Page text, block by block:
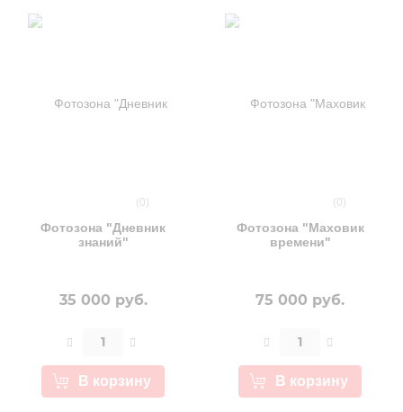
(0)
Фотозона "Дневник
знаний"
35 000 руб.
В корзину
(0)
Фотозона "Маховик
времени"
75 000 руб.
В корзину